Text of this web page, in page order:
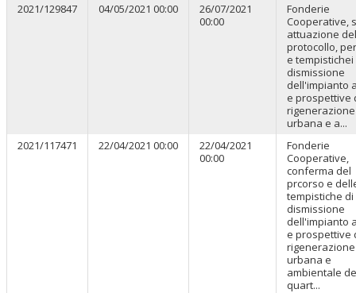
2021/129847
04/05/2021 00:00
26/07/2021
00:00
Fonderie
Cooperative,
attuazione del
protocollo,
e tempistichei
dismissione
dell'impianto
e prospettive
rigenerazione
urbana e a...
2021/117471
22/04/2021 00:00
22/04/2021
00:00
Fonderie
Cooperative,
conferma del
prcorso e
tempistiche di
dismissione
dell'impianto
e prospettive
rigenerazione
urbana e
ambientale
quart...